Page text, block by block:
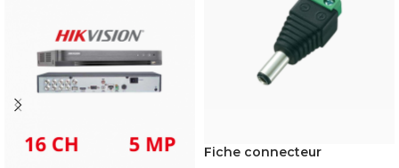
Fiche connecteur